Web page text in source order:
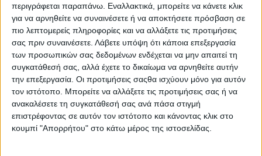
περιγράφεται παραπάνω. Εναλλακτικά, μπορείτε να κάνετε κλικ
για να αρνηθείτε να συναινέσετε ή να αποκτήσετε πρόσβαση σε
πιο λεπτομερείς πληροφορίες και να αλλάξετε τις προτιμήσεις
σας πριν συναινέσετε. Λάβετε υπόψη ότι κάποια επεξεργασία
των προσωπικών σας δεδομένων ενδέχεται να μην απαιτεί τη
συγκατάθεσή σας, αλλά έχετε το δικαίωμα να αρνηθείτε αυτήν
την επεξεργασία. Οι προτιμήσεις σαςθα ισχύουν μόνο για αυτόν
τον ιστότοπο. Μπορείτε να αλλάξετε τις προτιμήσεις σας ή να
ανακαλέσετε τη συγκατάθεσή σας ανά πάσα στιγμή
επιστρέφοντας σε αυτόν τον ιστότοπο και κάνοντας κλικ στο
κουμπί "Απορρήτου" στο κάτω μέρος της ιστοσελίδας.
Μαζί της, οι SOL Seekers, Γιώργος Χρανιώτης, Γιώργος
Βαγιάτας, Γιάννης Μιχελόπουλος, Γιώργος
Πυρπασόπουλος, Γιώργος Λέντζας και Χριστίνα Βραχάλη,
δραστήριοι, δημιουργικοί αλλά και γεμάτοι θετική
ενέργεια, μοιράζονται μαζί μας το πάθος τους κάτω από
τον υπέροχο ελληνικό -και όχι μόνο- ήλιο, προβάλλοντας